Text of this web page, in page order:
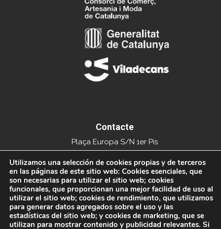
Contacte
Plaça Europa S/N 1er Pis
Edifici del Mercat Municipal
08840 Viladecans
Tel. 936591093
info@xarxacomercial.cat
Utilizamos una selección de cookies propias y de terceros
en las páginas de este sitio web: Cookies esenciales, que
son necesarias para utilizar el sitio web; cookies
funcionales, que proporcionan una mejor facilidad de uso al
utilizar el sitio web; cookies de rendimiento, que utilizamos
para generar datos agregados sobre el uso y las
estadísticas del sitio web; y cookies de marketing, que se
utilizan para mostrar contenido y publicidad relevantes. Si